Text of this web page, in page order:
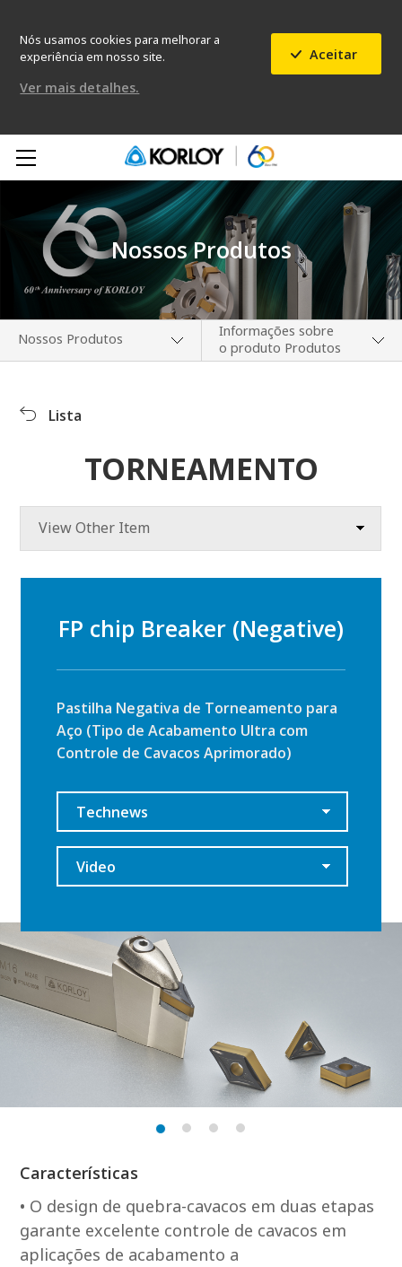
Nós usamos cookies para melhorar a
experiência em nosso site.
Aceitar
Ver mais detalhes.
Nossos Produtos
Nossos Produtos
Nossos Produtos
Informações sobre
o produto Produtos
o produto Produtos
Video clipe
Lista
TORNEAMENTO
View Other Item
FP chip Breaker (Negative)
Pastilha Negativa de Torneamento para
Aço (Tipo de Acabamento Ultra com
Controle de Cavacos Aprimorado)
Technews
Video
Características
• O design de quebra-cavacos em duas etapas
garante excelente controle de cavacos em
aplicações de acabamento a